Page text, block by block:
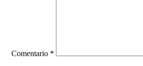
Comentario *